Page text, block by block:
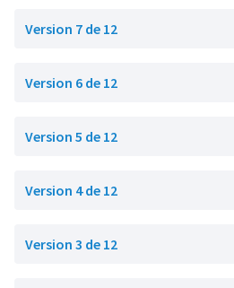
Version 7 de 12
Version 6 de 12
Version 5 de 12
Version 4 de 12
Version 3 de 12